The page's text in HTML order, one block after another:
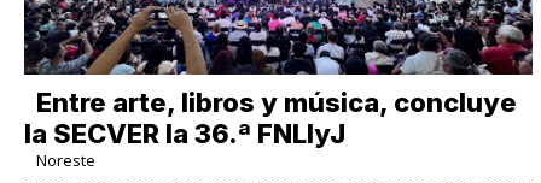
Entre arte, libros y música, concluye
la SECVER la 36.ª FNLIyJ
Noreste